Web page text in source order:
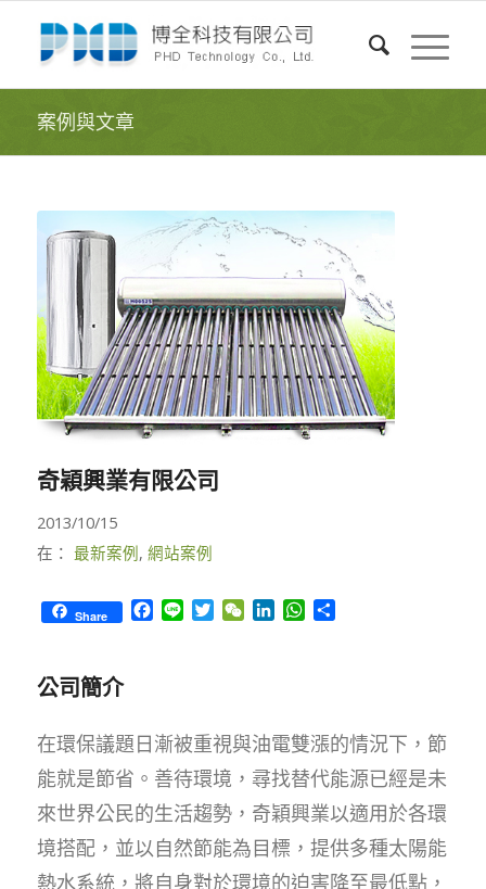
案例與文章
奇穎興業有限公司
2013/10/15
在： 最新案例, 網站案例
Share Facebook
LineTwitterWeChatLinkedInWhatsApp
Share
公司簡介
在環保議題日漸被重視與油電雙漲的情況下，節
能就是節省。善待環境，尋找替代能源已經是未
來世界公民的生活趨勢，奇穎興業以適用於各環
境搭配，並以自然節能為目標，提供多種太陽能
熱水系統，將自身對於環境的迫害降至最低點，